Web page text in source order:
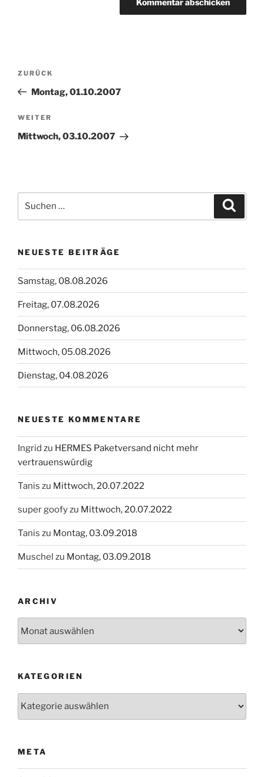
Beitragsnavigation
Vorheriger
Beitrag
ZURÜCK
Montag, 01.10.2007
Nächster
Beitrag
WEITER
Mittwoch, 03.10.2007
nach:
NEUESTE BEITRÄGE
Samstag, 08.08.2026
Freitag, 07.08.2026
Donnerstag, 06.08.2026
Mittwoch, 05.08.2026
Dienstag, 04.08.2026
NEUESTE KOMMENTARE
Ingrid zu HERMES Paketversand nicht mehr
vertrauenswürdig
Tanis zu Mittwoch, 20.07.2022
super goofyzu Mittwoch, 20.07.2022
Tanis zu Montag, 03.09.2018
Muschel zu Montag, 03.09.2018
ARCHIV
KATEGORIEN
META